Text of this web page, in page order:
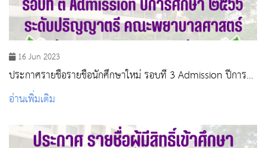
16 Jun 2023
ประกาศรายชื่อรายชื่อนักศึกษาใหม่ รอบที่ 3 Admission ปีการ
ศึกษา 2566
อ่านเพิ่มเติม